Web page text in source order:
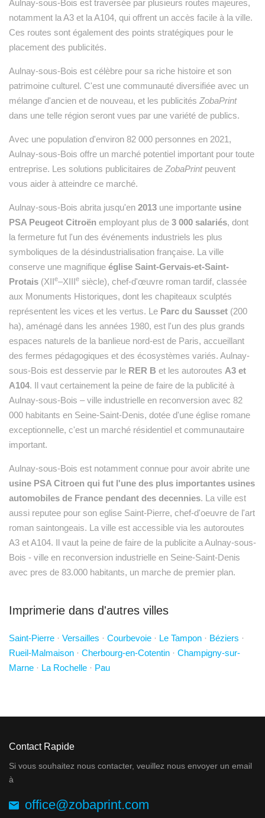
Aulnay-sous-Bois est traversée par plusieurs routes majeures,
notamment la A3 et la A104, qui offrent un accès facile à la ville.
Ces routes sont également des points stratégiques pour le
placement des publicités.
Aulnay-sous-Bois est célèbre pour sa riche histoire et son
patrimoine culturel. C'est une communauté diversifiée avec un
mélange d'ancien et de nouveau, et les publicités ZobaPrint
dans une telle région seront vues par une variété de publics.
Avec une population d'environ 82 000 personnes en 2021,
Aulnay-sous-Bois offre un marché potentiel important pour toute
entreprise. Les solutions publicitaires de ZobaPrintpeuvent
vous aider à atteindre ce marché.
Aulnay-sous-Bois abrita jusqu'en 2013 une importante usine
PSA Peugeot Citroën employant plus de 3 000 salariés, dont
la fermeture fut l'un des événements industriels les plus
symboliques de la désindustrialisation française. La ville
conserve une magnifique église Saint-Gervais-et-Saint-
Protais (XIIe–XIIIe siècle), chef-d'œuvre roman tardif, classée
aux Monuments Historiques, dont les chapiteaux sculptés
représentent les vices et les vertus. Le Parc du Sausset (200
ha), aménagé dans les années 1980, est l'un des plus grands
espaces naturels de la banlieue nord-est de Paris, accueillant
des fermes pédagogiques et des écosystèmes variés. Aulnay-
sous-Bois est desservie par le RER B et les autoroutes A3 et
A104. Il vaut certainement la peine de faire de la publicité à
Aulnay-sous-Bois – ville industrielle en reconversion avec 82
000 habitants en Seine-Saint-Denis, dotée d'une église romane
exceptionnelle, c'est un marché résidentiel et communautaire
important.
Aulnay-sous-Bois est notamment connue pour avoir abrite une
usine PSA Citroen qui fut l'une des plus importantes usines
automobiles de France pendant des decennies. La ville est
aussi reputee pour son eglise Saint-Pierre, chef-d'oeuvre de l'art
roman saintongeais. La ville est accessible via les autoroutes
A3 et A104. Il vaut la peine de faire de la publicite a Aulnay-sous-
Bois - ville en reconversion industrielle en Seine-Saint-Denis
avec pres de 83.000 habitants, un marche de premier plan.
Imprimerie dans d'autres villes
Saint-Pierre · Versailles · Courbevoie · Le Tampon · Béziers ·
Rueil-Malmaison · Cherbourg-en-Cotentin · Champigny-sur-
Marne · La Rochelle · Pau
Contact Rapide
Si vous souhaitez nous contacter, veuillez nous envoyer un email
à
office@zobaprint.com